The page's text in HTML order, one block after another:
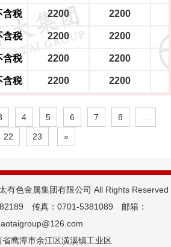
含税 2200 2200
含税 2200 2200
含税 2200 2200
含税 2200 2200
4 5 6 7 8
22
23 »
有色金属集团有限公司 All Rights Reserved
传真：0701-5381089 邮箱：
省鹰潭市余江区潢溪镇工业区